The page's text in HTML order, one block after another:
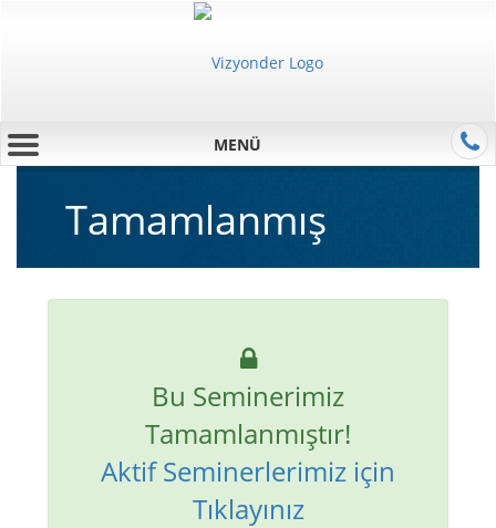
MENÜ
Tamamlanmış
Bu Seminerimiz
Tamamlanmıştır!
Aktif Seminerlerimiz için
Tıklayınız